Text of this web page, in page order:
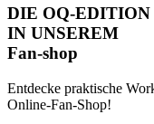
DIE OQ-EDITION
IN UNSEREM
Fan-shop
Entdecke praktische
Online-Fan-Shop!